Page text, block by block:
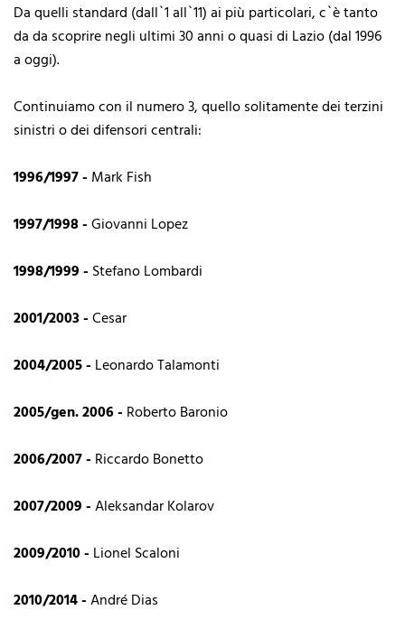
Da quelli standard (dall`1 all`11) ai più particolari, c`è tanto
da da scoprire negli ultimi 30 anni o quasi di Lazio (dal 1996
a oggi).
Continuiamo con il numero 3, quello solitamente dei terzini
sinistri o dei difensori centrali:
1996/1997 - Mark Fish
1997/1998 -Giovanni Lopez
1998/1999 - Stefano Lombardi
2001/2003 -Cesar
2004/2005 - Leonardo Talamonti
2005/gen. 2006 - Roberto Baronio
2006/2007 - Riccardo Bonetto
2007/2009 -Aleksandar Kolarov
2009/2010 - Lionel Scaloni
2010/2014 -André Dias